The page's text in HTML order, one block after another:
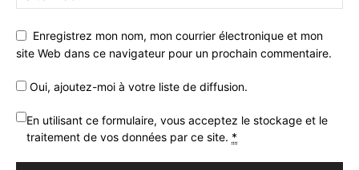
Enregistrez mon nom, mon courrier électronique et mon
site Web dans ce navigateur pour un prochain commentaire.
Oui, ajoutez-moi à votre liste de diffusion.
En utilisant ce formulaire, vous acceptez le stockage et le
traitement de vos données par ce site. *